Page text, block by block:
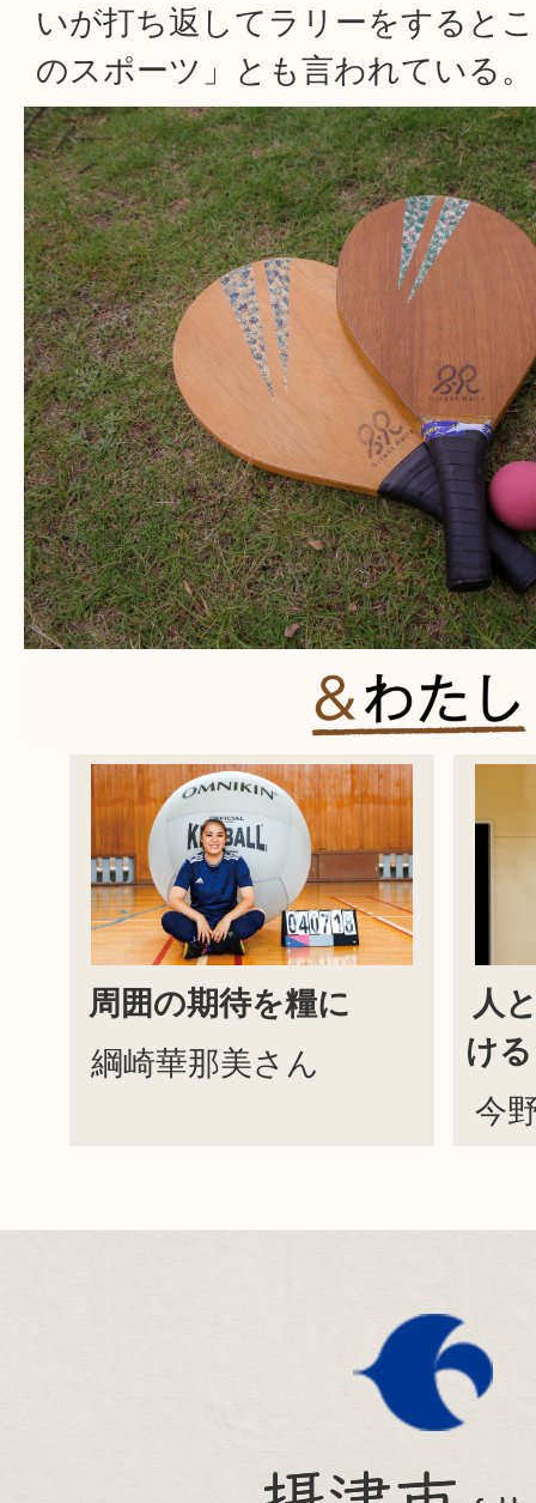
いが打ち返してラリーをすると
のスポーツ」とも言われている。
周囲の期待を糧に
綱崎華那美さん
人
ける
今
Settsu